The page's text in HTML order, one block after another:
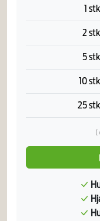
1 stk
2 stk
5 stk
10 stk
25 stk
(